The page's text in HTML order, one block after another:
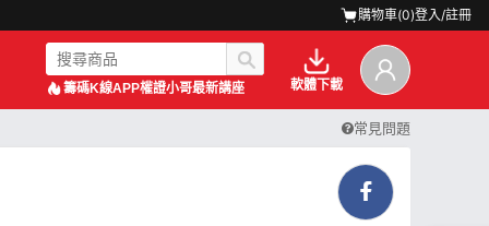
購物車(0)登入/註冊
籌碼K線APP權證小哥最新講座 軟體下載
常見問題